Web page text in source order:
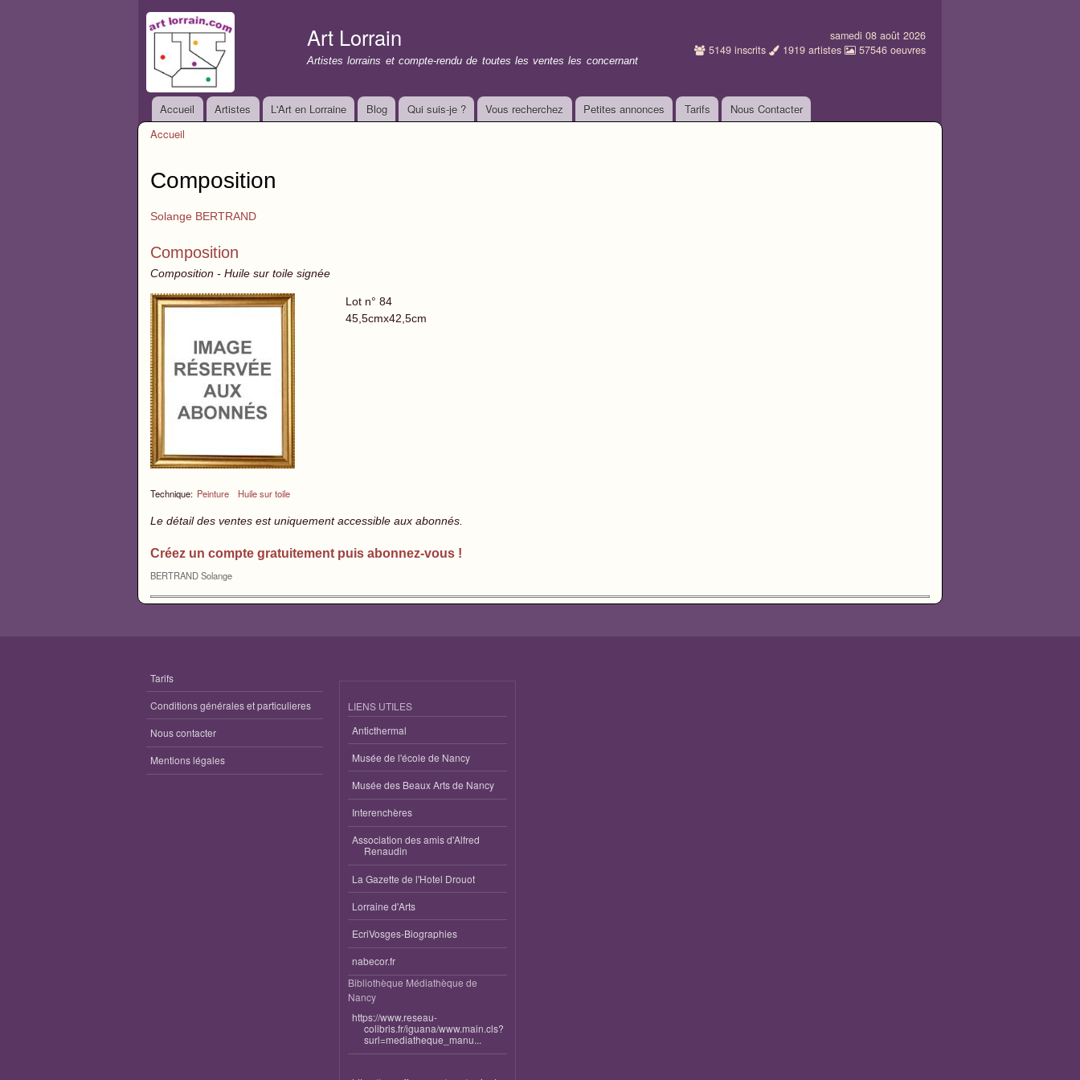
Art Lorrain
Artistes lorrains et compte-rendu de toutes les ventes les concernant
samedi 08 août 2026
5149 inscrits 1919 artistes 57546 oeuvres
Menu principal
Accueil Artistes L'Art en Lorraine Blog Qui suis-je ? Vous recherchez Petites annonces Tarifs Nous Contacter
Accueil
Composition
Solange BERTRAND
Composition
Composition - Huile sur toile signée
Technique: Peinture Huile sur toile
Lot n° 84
45,5cmx42,5cm
Le détail des ventes est uniquement accessible aux abonnés.
Créez un compte gratuitement puis abonnez-vous !
BERTRAND Solange
Tarifs
Conditions générales et particulieres
Nous contacter
Mentions légales
LIENS UTILES
Anticthermal
Musée de l'école de Nancy
Musée des Beaux Arts de Nancy
Interenchères
Association des amis d'Alfred
Renaudin
La Gazette de l'Hotel Drouot
Lorraine d'Arts
EcriVosges-Biographies
nabecor.fr
Bibliothèque Médiathèque de
Nancy
https://www.reseau-
colibris.fr/iguana/www.main.cls?
surl=mediatheque_manu...